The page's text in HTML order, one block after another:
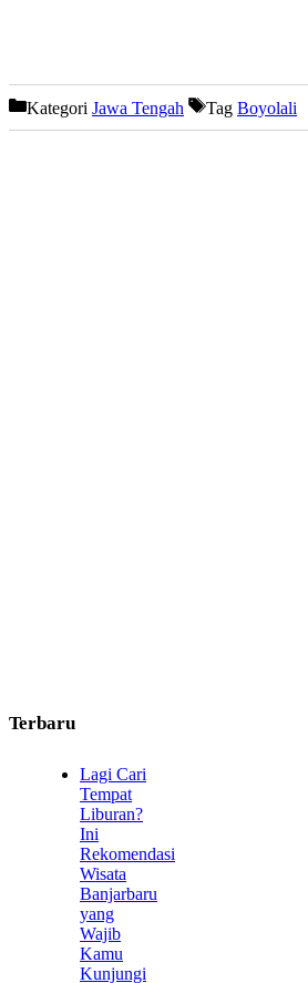
Kategori Jawa Tengah Tag Boyolali
Terbaru
Lagi Cari
Tempat
Liburan?
Ini
Rekomendasi
Wisata
Banjarbaru
yang
Wajib
Kamu
Kunjungi